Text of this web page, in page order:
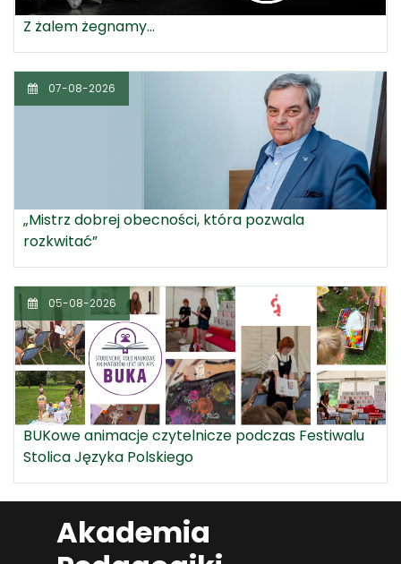
Z żalem żegnamy...
07-08-2026
„Mistrz dobrej obecności, która pozwala
rozkwitać”
05-08-2026
BUKowe animacje czytelnicze podczas Festiwalu
Stolica Języka Polskiego
Akademia